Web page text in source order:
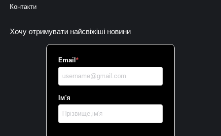
Контакти
Хочу отримувати найсвіжіші новини
Email *
Ім'я